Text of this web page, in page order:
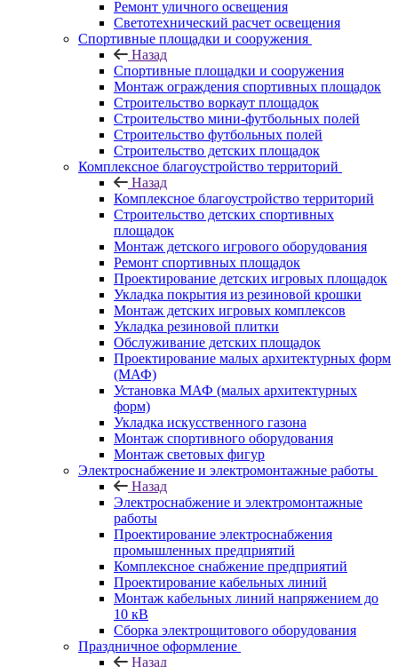
Ремонт уличного освещения
Светотехнический расчет освещения
Спортивные площадки и сооружения
Назад
Спортивные площадки и сооружения
Монтаж ограждения спортивных площадок
Строительство воркаут площадок
Строительство мини-футбольных полей
Строительство футбольных полей
Строительство детских площадок
Комплексное благоустройство территорий
Назад
Комплексное благоустройство территорий
Строительство детских спортивных
площадок
Монтаж детского игрового оборудования
Ремонт спортивных площадок
Проектирование детских игровых площадок
Укладка покрытия из резиновой крошки
Монтаж детских игровых комплексов
Укладка резиновой плитки
Обслуживание детских площадок
Проектирование малых архитектурных форм
(МАФ)
Установка МАФ (малых архитектурных
форм)
Укладка искусственного газона
Монтаж спортивного оборудования
Монтаж световых фигур
Электроснабжение и электромонтажные работы
Назад
Электроснабжение и электромонтажные
работы
Проектирование электроснабжения
промышленных предприятий
Комплексное снабжение предприятий
Проектирование кабельных линий
Монтаж кабельных линий напряжением до
10 кВ
Сборка электрощитового оборудования
Праздничное оформление
Назад